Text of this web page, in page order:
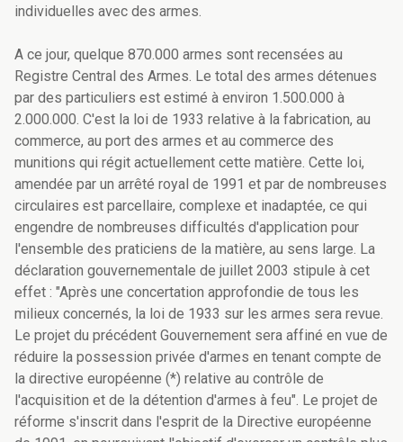
individuelles avec des armes.
A ce jour, quelque 870.000 armes sont recensées au
Registre Central des Armes. Le total des armes détenues
par des particuliers est estimé à environ 1.500.000 à
2.000.000. C'est la loi de 1933 relative à la fabrication, au
commerce, au port des armes et au commerce des
munitions qui régit actuellement cette matière. Cette loi,
amendée par un arrêté royal de 1991 et par de nombreuses
circulaires est parcellaire, complexe et inadaptée, ce qui
engendre de nombreuses difficultés d'application pour
l'ensemble des praticiens de la matière, au sens large. La
déclaration gouvernementale de juillet 2003 stipule à cet
effet : "Après une concertation approfondie de tous les
milieux concernés, la loi de 1933 sur les armes sera revue.
Le projet du précédent Gouvernement sera affiné en vue de
réduire la possession privée d'armes en tenant compte de
la directive européenne (*) relative au contrôle de
l'acquisition et de la détention d'armes à feu". Le projet de
réforme s'inscrit dans l'esprit de la Directive européenne